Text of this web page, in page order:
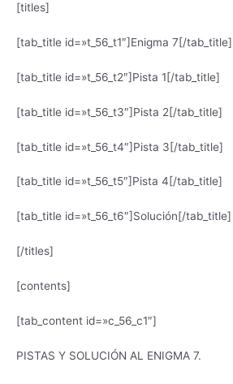
[titles]
[tab_title id=»t_56_t1″]Enigma 7[/tab_title]
[tab_title id=»t_56_t2″]Pista 1[/tab_title]
[tab_title id=»t_56_t3″]Pista 2[/tab_title]
[tab_title id=»t_56_t4″]Pista 3[/tab_title]
[tab_title id=»t_56_t5″]Pista 4[/tab_title]
[tab_title id=»t_56_t6″]Solución[/tab_title]
[/titles]
[contents]
[tab_content id=»c_56_c1″]
PISTAS Y SOLUCIÓN AL ENIGMA 7.